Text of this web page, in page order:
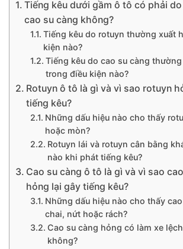
Tiếng kêu dưới gầm ô tô có phải
cao su càng không?
Tiếng kêu do rotuyn thường xuất
kiện nào?
Tiếng kêu do cao su càng
trong điều kiện nào?
Rotuyn ô tô là gì và vì sao rotuyn
tiếng kêu?
Những dấu hiệu nào cho thấy
hoặc mòn?
Rotuyn lái và rotuyn cân bằng
nào khi phát tiếng kêu?
Cao su càng ô tô là gì và vì sao
hỏng lại gây tiếng kêu?
Những dấu hiệu nào cho thấy
chai, nứt hoặc rách?
Cao su càng hỏng có làm xe
không?